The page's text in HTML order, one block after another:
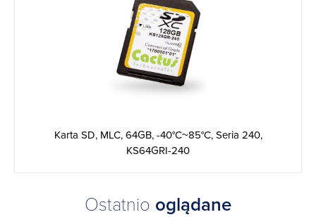
Karta SD, MLC, 64GB, -40°C~85°C, Seria 240,
KS64GRI-240
Ostatnio oglądane